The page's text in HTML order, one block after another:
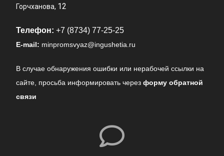
Горчханова, 12
Телефон: +7 (8734) 77-25-25
E-mail: minpromsvyaz@ingushetia.ru
В случае обнаружения ошибки или нерабочей ссылки на
сайте, просьба информировать черезформу обратной
связи